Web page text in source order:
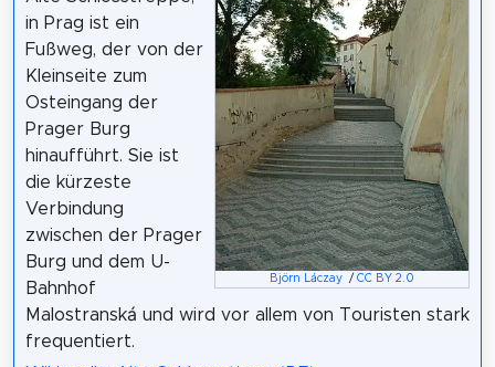
Björn Láczay /CC BY 2.0
in Prag ist ein
Fußweg, der von der
Kleinseite zum
Osteingang der
Prager Burg
hinaufführt. Sie ist
die kürzeste
Verbindung
zwischen der Prager
Burg und dem U-
Bahnhof
Malostranská und wird vor allem von Touristen stark
frequentiert.